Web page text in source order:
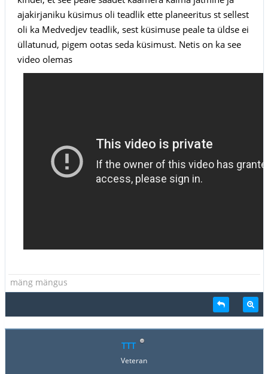
ajakirjaniku küsimus oli teadlik ette planeeritus st sellest
oli ka Medvedjev teadlik, sest küsimuse peale ta üldse ei
üllatunud, pigem ootas seda küsimust. Netis on ka see
video olemas
mäng mängus
TTT
Veteran